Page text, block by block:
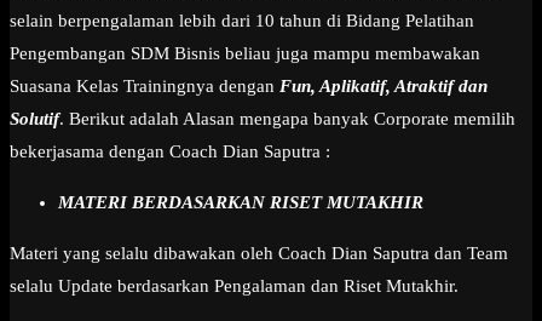
selain berpengalaman lebih dari 10 tahun di Bidang Pelatihan
Pengembangan SDM Bisnis beliau juga mampu membawakan
Suasana Kelas Trainingnya dengan Fun, Aplikatif, Atraktif dan
Solutif. Berikut adalah Alasan mengapa banyak Corporate memilih
bekerjasama dengan Coach Dian Saputra :
MATERI BERDASARKAN RISET MUTAKHIR
Materi yang selalu dibawakan oleh Coach Dian Saputra dan Team
selalu Update berdasarkan Pengalaman dan Riset Mutakhir.